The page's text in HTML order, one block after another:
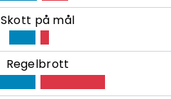
Skott på mål
Regelbrott